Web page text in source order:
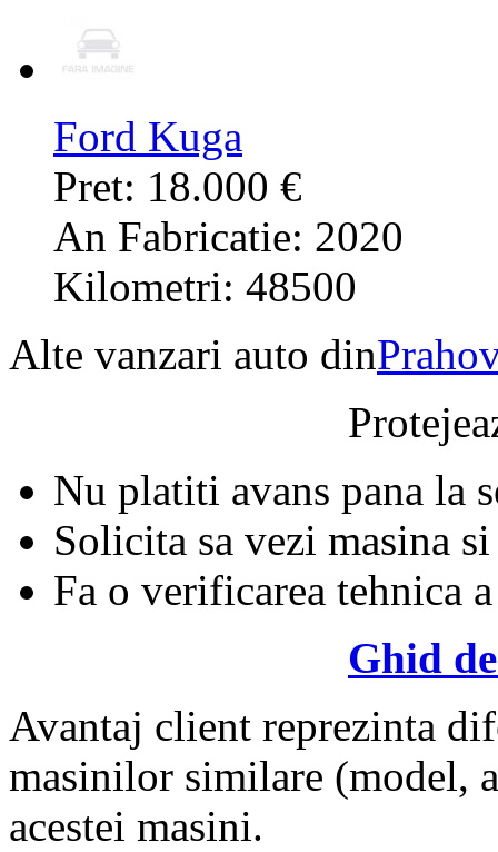
Ford Kuga
Pret: 18.000 €
An Fabricatie: 2020
Kilometri: 48500
Alte vanzari auto din
Nu platiti avans pana la
Solicita sa vezi masina si
Fa o verificarea tehnica
Ghid
Avantaj client reprezinta
masinilor similare (model,
acestei masini.